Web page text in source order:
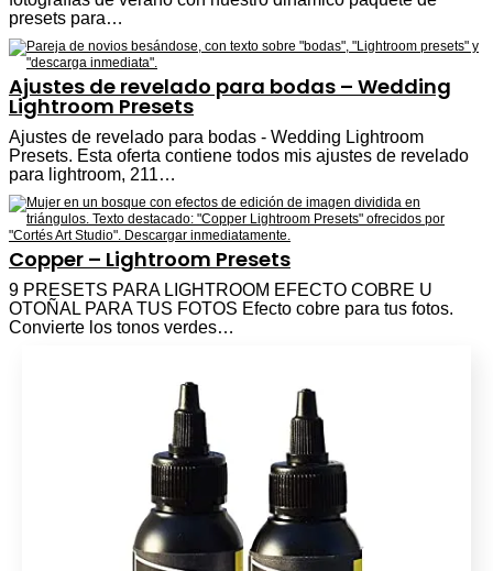
presets para…
Ajustes de revelado para bodas – Wedding
Lightroom Presets
Ajustes de revelado para bodas - Wedding Lightroom
Presets. Esta oferta contiene todos mis ajustes de revelado
para lightroom, 211…
Copper – Lightroom Presets
9 PRESETS PARA LIGHTROOM EFECTO COBRE U
OTOÑAL PARA TUS FOTOS Efecto cobre para tus fotos.
Convierte los tonos verdes…